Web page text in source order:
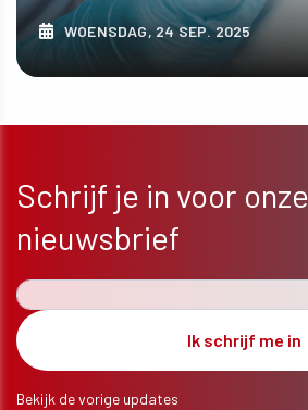
WOENSDAG, 24 SEP. 2025
Schrijf je in voor onze
nieuwsbrief
Bekijk de vorige updates